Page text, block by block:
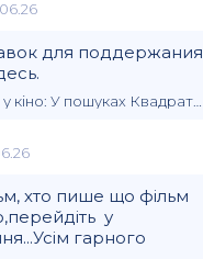
для поддержания
У пошуках Квадратних Штанів
хто пише що фільм
у
гарного